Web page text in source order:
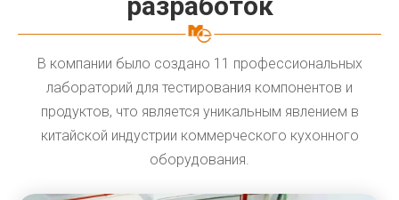
В компании было создано 11 профессиональных
лабораторий для тестирования компонентов и
продуктов, что является уникальным явлением в
китайской индустрии коммерческого кухонного
оборудования.